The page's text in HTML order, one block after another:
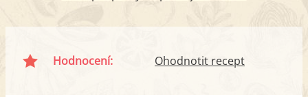
Hodnocení: Ohodnotit recept